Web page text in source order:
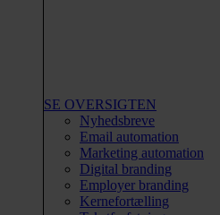
SE OVERSIGTEN
Nyhedsbreve
Email automation
Marketing automation
Digital branding
Employer branding
Kernefortælling